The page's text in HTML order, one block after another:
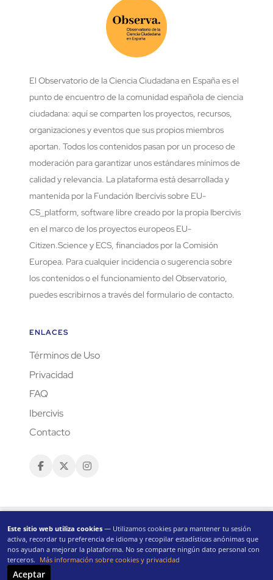
Este sitio web utiliza cookies — Utilizamos cookies para mantener tu sesión
activa, recordar tu preferencia de idioma y recopilar estadísticas anónimas que
nos ayudan a mejorar la plataforma. No se comparte ningún dato personal con
terceros. Más información sobre cookies y privacidad
Aceptar
El Observatorio de la Ciencia Ciudadana en España es el
punto de encuentro de la comunidad española de ciencia
ciudadana: aquí se comparten los proyectos, recursos,
organizaciones y eventos que sus propios miembros
aportan. Todos los contenidos pasan por un proceso de
moderación para garantizar unos estándares mínimos de
calidad y relevancia. La plataforma está desarrollada y
mantenida por la Fundación Ibercivis sobre EU-
CS_platform, software libre creado por la propia Ibercivis
en el marco de los proyectos europeos EU-
Citizen.Science y ECS, financiados por la Comisión
Europea. Para cualquier incidencia o sugerencia sobre
los contenidos o el funcionamiento del Observatorio,
puedes escribirnos a través del formulario de contacto.
ENLACES
Términos de Uso
Privacidad
FAQ
Ibercivis
Contacto